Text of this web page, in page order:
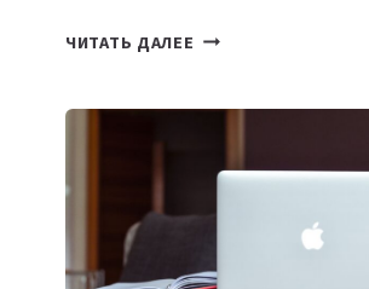
ЧИТАТЬ ДАЛЕЕ 7
ПОМОГАЮТ
СОЗДАВАТЬ
БЕЗ